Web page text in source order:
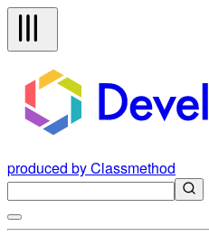
produced by Classmethod